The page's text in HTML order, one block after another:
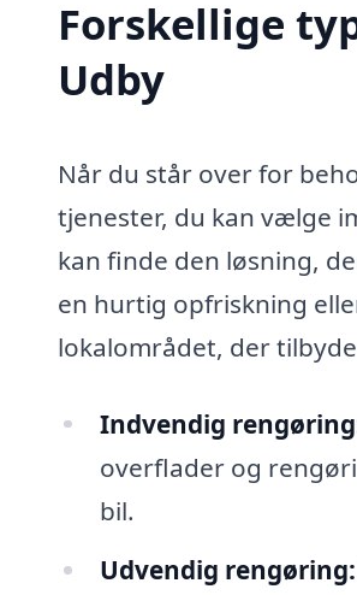
Forskellige
Udby
Når du står over for
tjenester, du kan vælge
kan finde den løsning,
en hurtig opfriskning
lokalområdet, der
Indvendig
overflader og
bil.
Udvendig rengøring: